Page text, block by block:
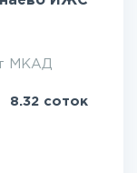
МКАД
8.32 соток